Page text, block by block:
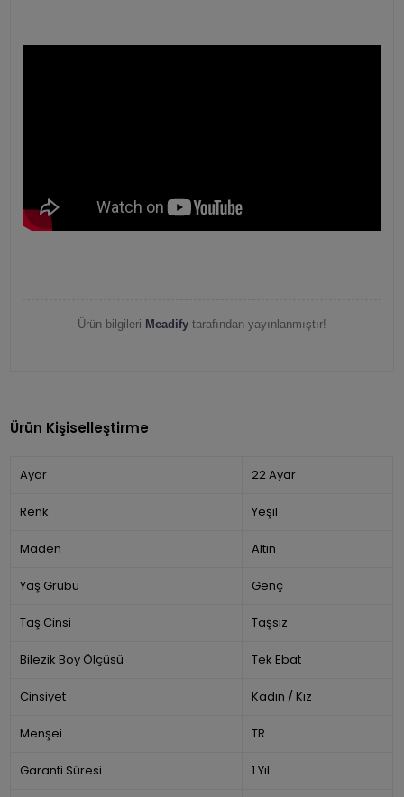
Ürün bilgileri Meadify tarafından yayınlanmıştır!
Ürün Kişiselleştirme
Ayar 22 Ayar
Renk Yeşil
Maden Altın
Yaş Grubu Genç
Taş Cinsi Taşsız
Bilezik Boy Ölçüsü Tek Ebat
Cinsiyet Kadın / Kız
Menşei TR
Garanti Süresi 1 Yıl